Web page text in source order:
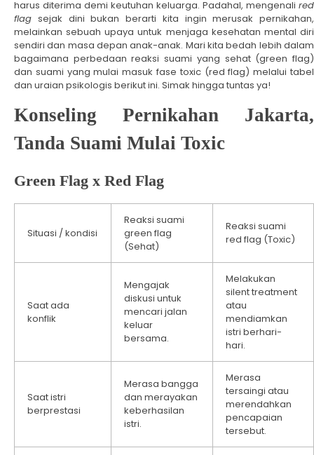
harus diterima demi keutuhan keluarga. Padahal, mengenali red
flag sejak dini bukan berarti kita ingin merusak pernikahan,
melainkan sebuah upaya untuk menjaga kesehatan mental diri
sendiri dan masa depan anak-anak. Mari kita bedah lebih dalam
bagaimana perbedaan reaksi suami yang sehat (green flag)
dan suami yang mulai masuk fase toxic (red flag) melalui tabel
dan uraian psikologis berikut ini. Simak hingga tuntas ya!
Konseling Pernikahan Jakarta,
Tanda Suami Mulai Toxic
Green Flag x Red Flag
Situasi / kondisi
Reaksi suami
green flag
(Sehat)
Reaksi suami
red flag (Toxic)
Saat ada
konflik
Mengajak
diskusi untuk
mencari jalan
keluar
bersama.
Melakukan
silent treatment
atau
mendiamkan
istri berhari-
hari.
Saat istri
berprestasi
Merasa bangga
dan merayakan
keberhasilan
istri.
Merasa
tersaingi atau
merendahkan
pencapaian
tersebut.